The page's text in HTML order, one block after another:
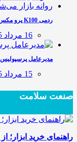
ردمی K100 پرو مکس با باتری غول‌پیکر…
16 مرداد 1405
مدیرعامل
15 مرداد 1405
صنعت سلامت
راهنمای خرید ابزار؛